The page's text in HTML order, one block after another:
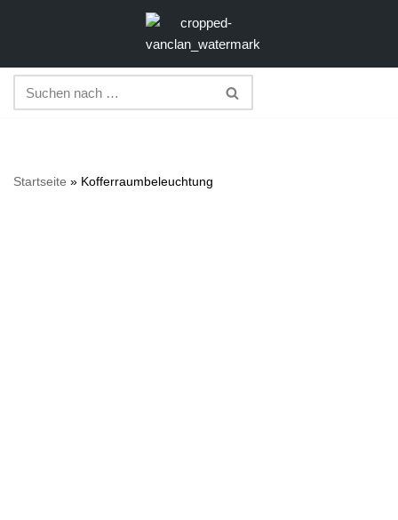
Inhalt
springen
Startseite » Kofferraumbeleuchtung